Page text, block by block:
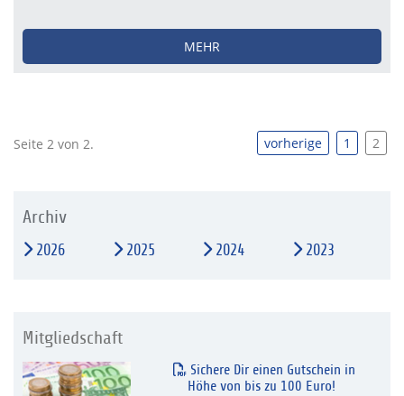
MEHR
Seite 2 von 2. vorherige 1 2
Archiv
2026 2025 2024 2023
Mitgliedschaft
Sichere Dir einen Gutschein in
Höhe von bis zu 100 Euro!